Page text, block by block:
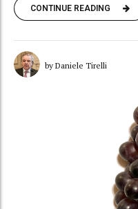
CONTINUE READING
by Daniele Tirelli